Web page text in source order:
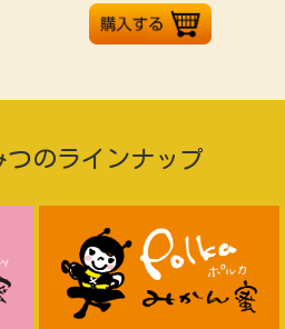
つのラインナップ